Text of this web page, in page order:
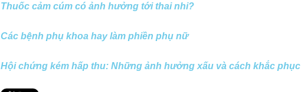
Thuốc cảm cúm có ảnh hưởng tới thai nhi?
Các bệnh phụ khoa hay làm phiền phụ nữ
Hội chứng kém hấp thu: Những ảnh hưởng xấu và cách khắc phục